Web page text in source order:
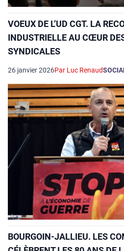
VOEUX DE L’UD CGT. LA
INDUSTRIELLE AU CŒUR
SYNDICALES
26 janvier 2026Par Luc Renaud
BOURGOIN-JALLIEU. LES